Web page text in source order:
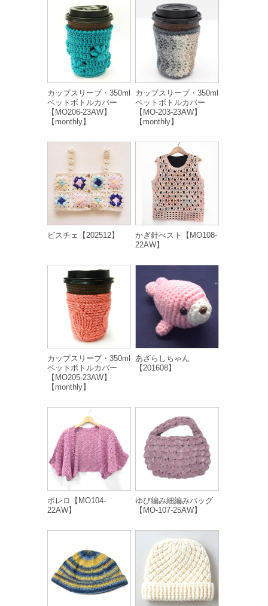
カップスリーブ・350ml
ペットボトルカバー
【MO206-23AW】
【monthly】
カップスリーブ・350ml
ペットボトルカバー
【MO-203-23AW】
【monthly】
ビスチェ【202512】
かぎ針べスト【MO108-
22AW】
カップスリーブ・350ml
ペットボトルカバー
【MO205-23AW】
【monthly】
あざらしちゃん
【201608】
ボレロ【MO104-
22AW】
ゆび編み細編みバッグ
【MO-107-25AW】